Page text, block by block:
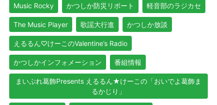
Music Rocky かつしか防災リポート 軽音部のラジカセ
The Music Player 歌謡大行進 かつしか放談
えるるん♡けーこのValentine’s Radio
かつしかインフォメーション 番組情報
まいぷれ葛飾Presents えるるん★けーこの「おいでよ葛飾ま
るかじり」